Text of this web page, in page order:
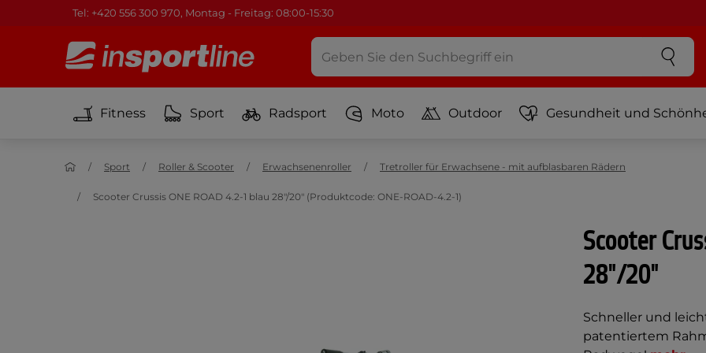
Tel: +420 556 300 970, Montag - Freitag: 08:00-15:30
Fitness Sport Radsport Moto Outdoor Gesundheit und
Sport Roller & Scooter Erwachsenenroller Tretroller für Erwachsene - mit aufblasbaren Rädern
Scooter Crussis ONE ROAD 4.2-1 blau 28"/20" (Produktcode: ONE-ROAD-4.2-1)
Scooter
28"/20"
Schneller und
patentiertem